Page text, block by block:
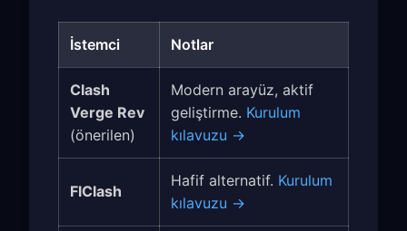
İstemci Notlar
Clash
Verge Rev
(önerilen)
Modern arayüz, aktif
geliştirme. Kurulum
kılavuzu →
FlClash
Hafif alternatif. Kurulum
kılavuzu →